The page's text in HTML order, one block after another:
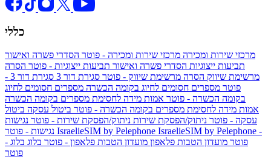
כללי
מרכזי שירות ומכירה מרכזי שירות ומכירה - פוטר הסדרי פשרה ואישור
תביעות ייצוגיות הסדרי פשרה ואישור תביעות ייצוגיות - פוטר הסרה
מרשימת שיווק הסרה מרשימת שיווק - פוטר סגירת דור 3
סגירת דור 3 -
פוטר מספרים חסומים לחיוג בקומה הכשרה מספרים חסומים לחיוג
בקומה הכשרה - פוטר אמות מידה לחסימת מספרים בקומה הכשרה
אמות מידה לחסימת מספרים בקומה הכשרה - פוטר ביטול עסקה ביטול
עסקה - פוטר ניתוק/הפסקת שירות ניתוק/הפסקת שירות - פוטר נגישות
IsraelieSIM by Pelephone IsraelieSIM by Pelephone -
פוטר מועדון הטבות פלאפון מועדון הטבות פלאפון - פוטר בלוג בלוג -
פוטר